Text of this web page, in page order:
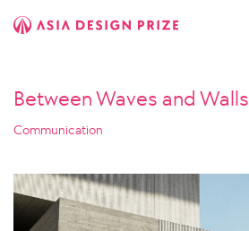
Between Waves and Walls
Communication